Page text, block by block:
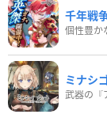
千年戦
個性豊か
ミナシ